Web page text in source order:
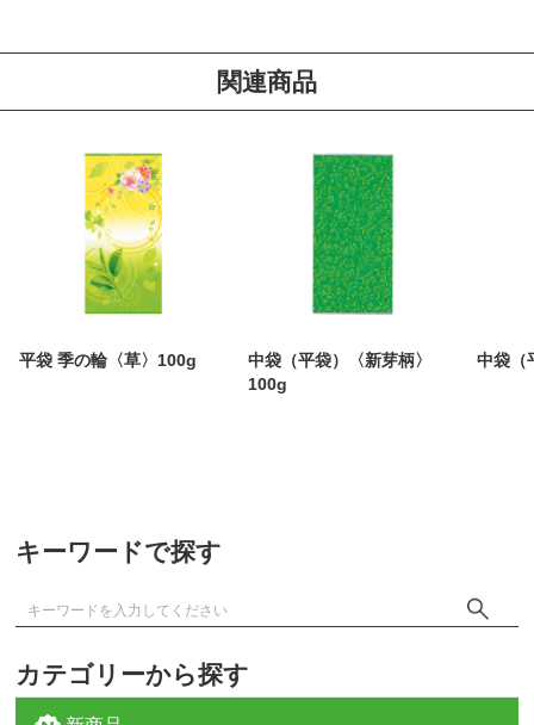
関連商品
平袋 季の輪〈草〉100g
中袋（平袋）〈新芽柄〉
100g
中袋（
キーワードで探す
カテゴリーから探す